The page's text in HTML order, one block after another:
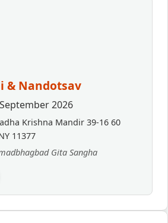
& Nandotsav
2026
Krishna Mandir 39-16 60
11377
Gita Sangha